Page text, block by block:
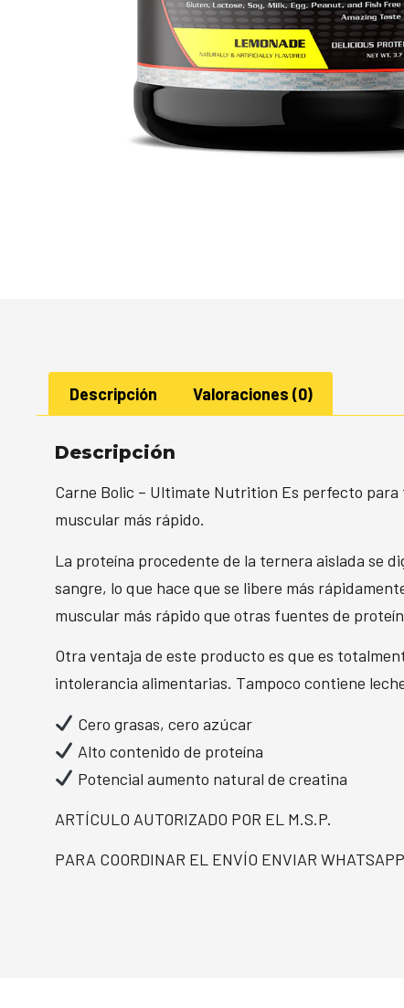
Descripción Valoraciones (0)
Descripción
Carne Bolic – Ultimate Nutrition Es perfecto
muscular más rápido.
La proteína procedente de la ternera aislada se
sangre, lo que hace que se libere más
muscular más rápido que otras fuentes de
Otra ventaja de este producto es que es
intolerancia alimentarias. Tampoco contiene
Cero grasas, cero azúcar
Alto contenido de proteína
Potencial aumento natural de creatina
ARTÍCULO AUTORIZADO POR EL M.S.P.
PARA COORDINAR EL ENVÍO ENVIAR WHATSAPP